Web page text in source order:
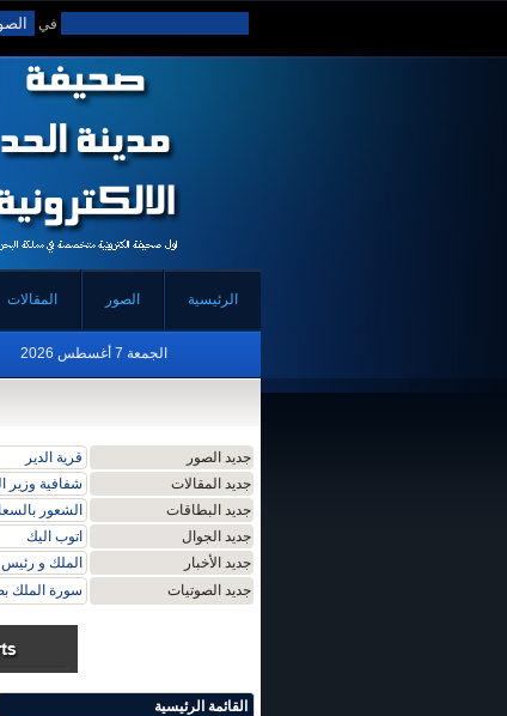
في
الرئيسية الصور المقالات
الجمعة 7 أغسطس 2026
جديد الصور سيتي سنتر -
قرية الدير
جديد المقالات
شفافية وزير
جديد البطاقات
الشعور
جديد الجوال
اتوب اليك
جديد الأخبار
الملك و
جديد الصوتيات
سورة الملك
القائمة الرئيسية